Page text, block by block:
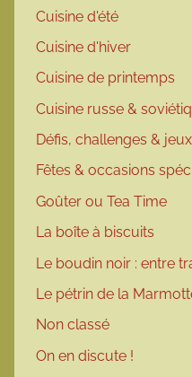
Cuisine d'été
Cuisine d'hiver
Cuisine de printemps
Cuisine russe &
Défis, challenges & jeux
Fêtes & occasions
Goûter ou Tea Time
La boîte à biscuits
Le boudin noir : entre
Le pétrin de la
Non classé
On en discute !